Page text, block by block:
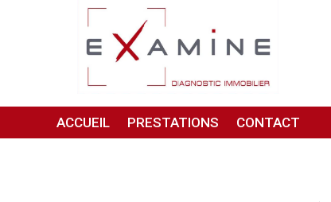
ACCUEIL PRESTATIONS CONTACT